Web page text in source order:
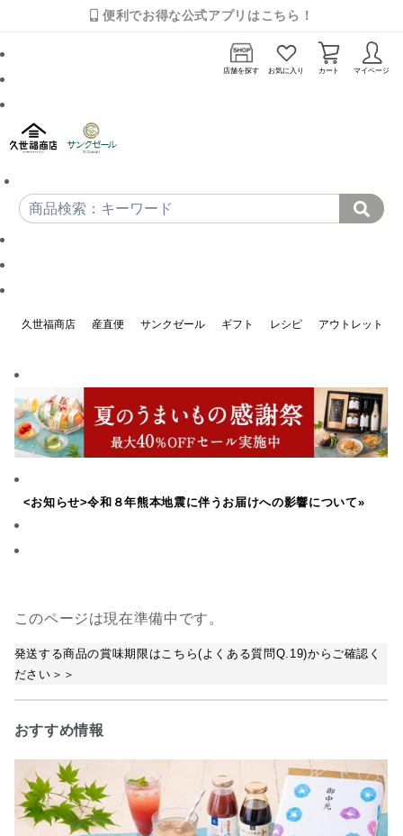
便利でお得な公式アプリはこちら！
店舗を探す お気に入り カート マイページ
久世福商店 産直便 サンクゼール ギフト レシピ アウトレット
<お知らせ>令和８年熊本地震に伴うお届けへの影響について»
このページは現在準備中です。
発送する商品の賞味期限はこちら(よくある質問Q.19)からご確認く
ださい＞＞
おすすめ情報